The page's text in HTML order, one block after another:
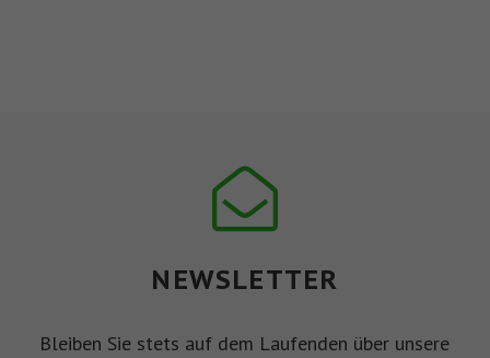
NEWSLETTER
Bleiben Sie stets auf dem Laufenden über unsere